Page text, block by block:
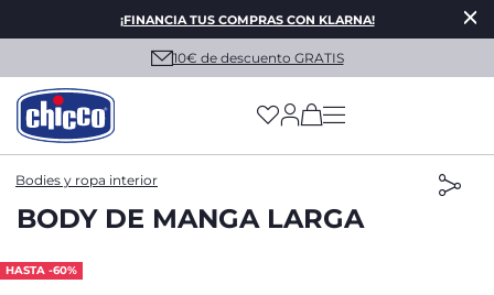
¡FINANCIA TUS COMPRAS CON KLARNA!
10€ de descuento GRATIS
(has more options
Bodies y ropa interior
BODY DE MANGA LARGA
HASTA -60%